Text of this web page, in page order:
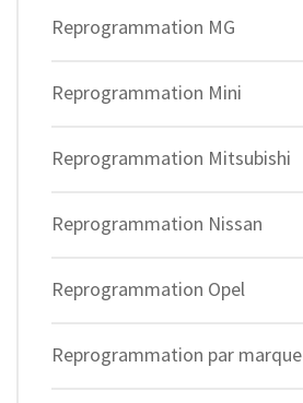
Reprogrammation MG
Reprogrammation Mini
Reprogrammation Mitsubishi
Reprogrammation Nissan
Reprogrammation Opel
Reprogrammation par marque